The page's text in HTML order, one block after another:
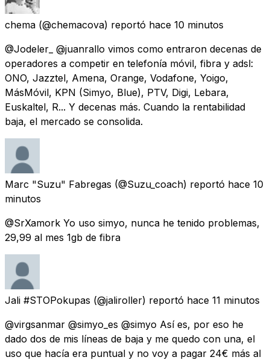
chema (@chemacova) reportó hace 10 minutos
@Jodeler_ @juanrallo vimos como entraron decenas de
operadores a competir en telefonía móvil, fibra y adsl:
ONO, Jazztel, Amena, Orange, Vodafone, Yoigo,
MásMóvil, KPN (Simyo, Blue), PTV, Digi, Lebara,
Euskaltel, R... Y decenas más. Cuando la rentabilidad
baja, el mercado se consolida.
Marc "Suzu" Fabregas (@Suzu_coach) reportó hace 10
minutos
@SrXamork Yo uso simyo, nunca he tenido problemas,
29,99 al mes 1gb de fibra
Jali #STOPokupas (@jaliroller) reportó hace 11 minutos
@virgsanmar @simyo_es @simyo Así es, por eso he
dado dos de mis líneas de baja y me quedo con una, el
uso que hacía era puntual y no voy a pagar 24€ más al